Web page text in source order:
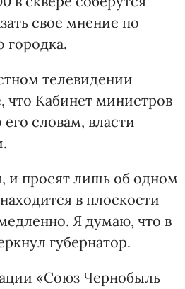
свое мнение по
городка.
телевидении
что Кабинет министров
словам, власти
и просят лишь об одном
в плоскости
Я думаю, что в
губернатор.
«Союз Чернобыль